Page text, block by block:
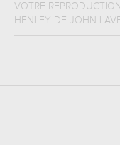
VOTRE REPRODUCTION
HENLEY DE JOHN